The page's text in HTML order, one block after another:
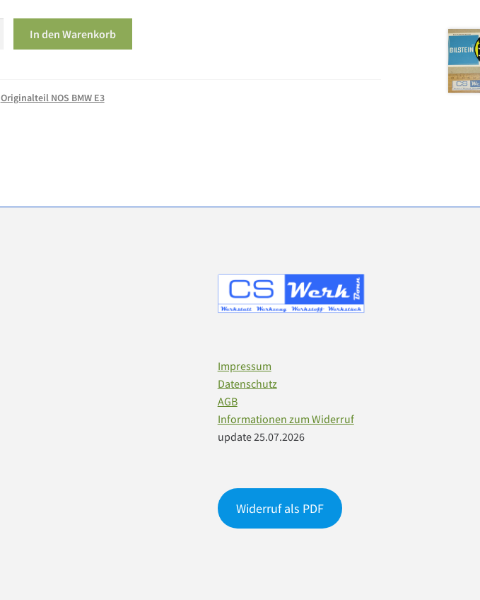
In den Warenkorb
Originalteil NOS BMW E3
Impressum
Datenschutz
AGB
Informationen zum Widerruf
update 25.07.2026
Widerruf als PDF